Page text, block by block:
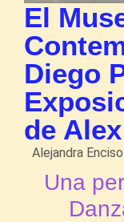
El
Diego
de
Alejandra Enciso
Una